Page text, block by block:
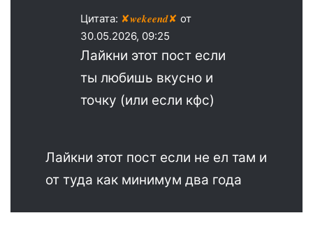
Цитата: ✘𝒘𝒆𝒌𝒆𝒆𝒏𝒅✘ от
30.05.2026, 09:25
Лайкни этот пост если
ты любишь вкусно и
точку (или если кфс)
Лайкни этот пост если не ел там и
от туда как минимум два года